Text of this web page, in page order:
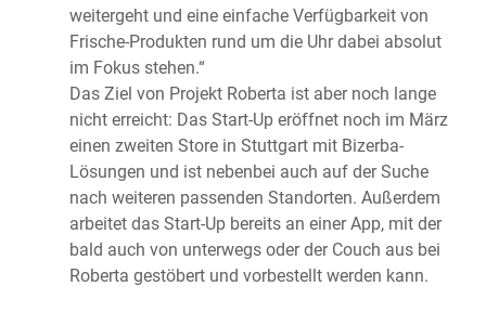
weitergeht und eine einfache Verfügbarkeit von
Frische-Produkten rund um die Uhr dabei absolut
im Fokus stehen.“
Das Ziel von Projekt Roberta ist aber noch lange
nicht erreicht: Das Start-Up eröffnet noch im März
einen zweiten Store in Stuttgart mit Bizerba-
Lösungen und ist nebenbei auch auf der Suche
nach weiteren passenden Standorten. Außerdem
arbeitet das Start-Up bereits an einer App, mit der
bald auch von unterwegs oder der Couch aus bei
Roberta gestöbert und vorbestellt werden kann.